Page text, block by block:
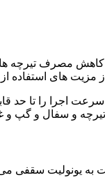
کاهش مصرف
مزیت های استفاده
اجرا را تا حد
و سفال و گپ و
یونولیت سقفی